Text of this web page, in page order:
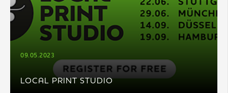
LOCAL PRINT STUDIO
09.05.2023